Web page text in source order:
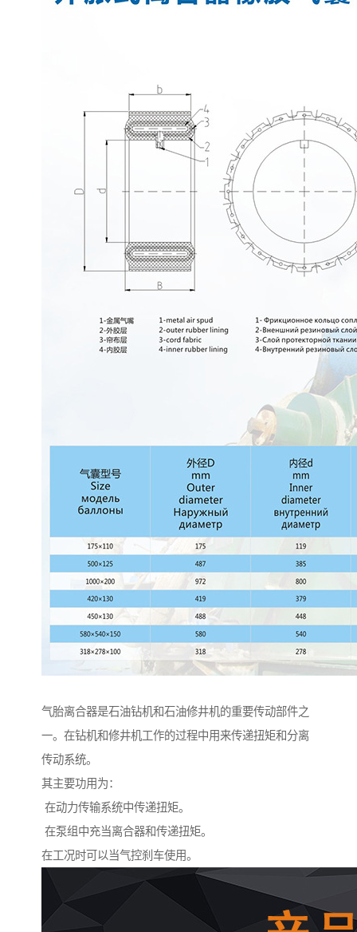
气胎离合器是石油钻机和石油修井机的重要传动部件之
一。在钻机和修井机工作的过程中用来传递扭矩和分离
传动系统。
其主要功用为：
在动力传输系统中传递扭矩。
在泵组中充当离合器和传递扭矩。
在工况时可以当气控刹车使用。